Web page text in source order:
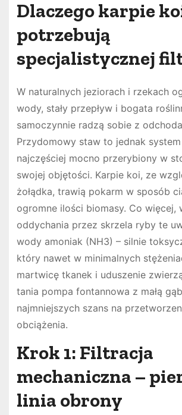
Dlaczego karpie
potrzebują
specjalistycznej
W naturalnych jeziorach i rzekach
wody, stały przepływ i bogata
samoczynnie radzą sobie z
Przydomowy staw to jednak
najczęściej mocno przerybiony w
swojej objętości. Karpie koi, ze
żołądka, trawią pokarm w sposób
ogromne ilości biomasy. Co więcej,
oddychania przez skrzela ryby te
wody amoniak (NH3) – silnie
który nawet w minimalnych
martwicę tkanek i uduszenie
tania pompa fontannowa z małą
najmniejszych szans na
obciążenia.
Krok 1: Filtracja
mechaniczna –
linia obrony